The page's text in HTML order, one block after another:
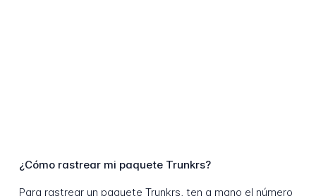
¿Cómo rastrear mi paquete Trunkrs?
Para rastrear un paquete Trunkrs, ten a mano el número